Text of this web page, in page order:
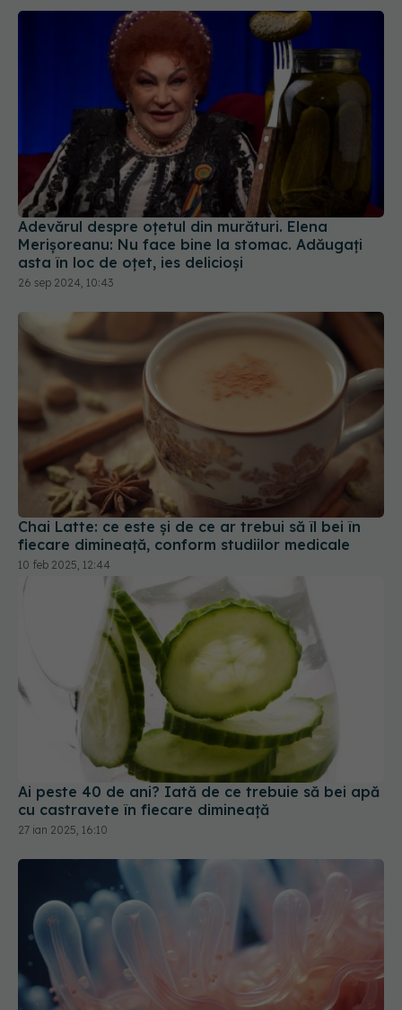
Adevărul despre oțetul din murături. Elena
Merișoreanu: Nu face bine la stomac. Adăugați
asta în loc de oțet, ies delicioși
26 sep 2024, 10:43
Chai Latte: ce este și de ce ar trebui să îl bei în
fiecare dimineață, conform studiilor medicale
10 feb 2025, 12:44
Ai peste 40 de ani? Iată de ce trebuie să bei apă
cu castravete în fiecare dimineață
27 ian 2025, 16:10